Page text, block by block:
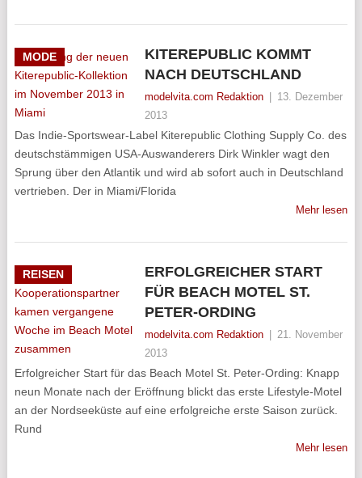
MODE
KITEREPUBLIC KOMMT
NACH DEUTSCHLAND
modelvita.com Redaktion
13. Dezember
2013
Das Indie-Sportswear-Label Kiterepublic Clothing Supply Co. des
deutschstämmigen USA-Auswanderers Dirk Winkler wagt den
Sprung über den Atlantik und wird ab sofort auch in Deutschland
vertrieben. Der in Miami/Florida
Mehr lesen
REISEN
ERFOLGREICHER START
FÜR BEACH MOTEL ST.
PETER-ORDING
modelvita.com Redaktion
21. November
2013
Erfolgreicher Start für das Beach Motel St. Peter-Ording: Knapp
neun Monate nach der Eröffnung blickt das erste Lifestyle-Motel
an der Nordseeküste auf eine erfolgreiche erste Saison zurück.
Rund
Mehr lesen